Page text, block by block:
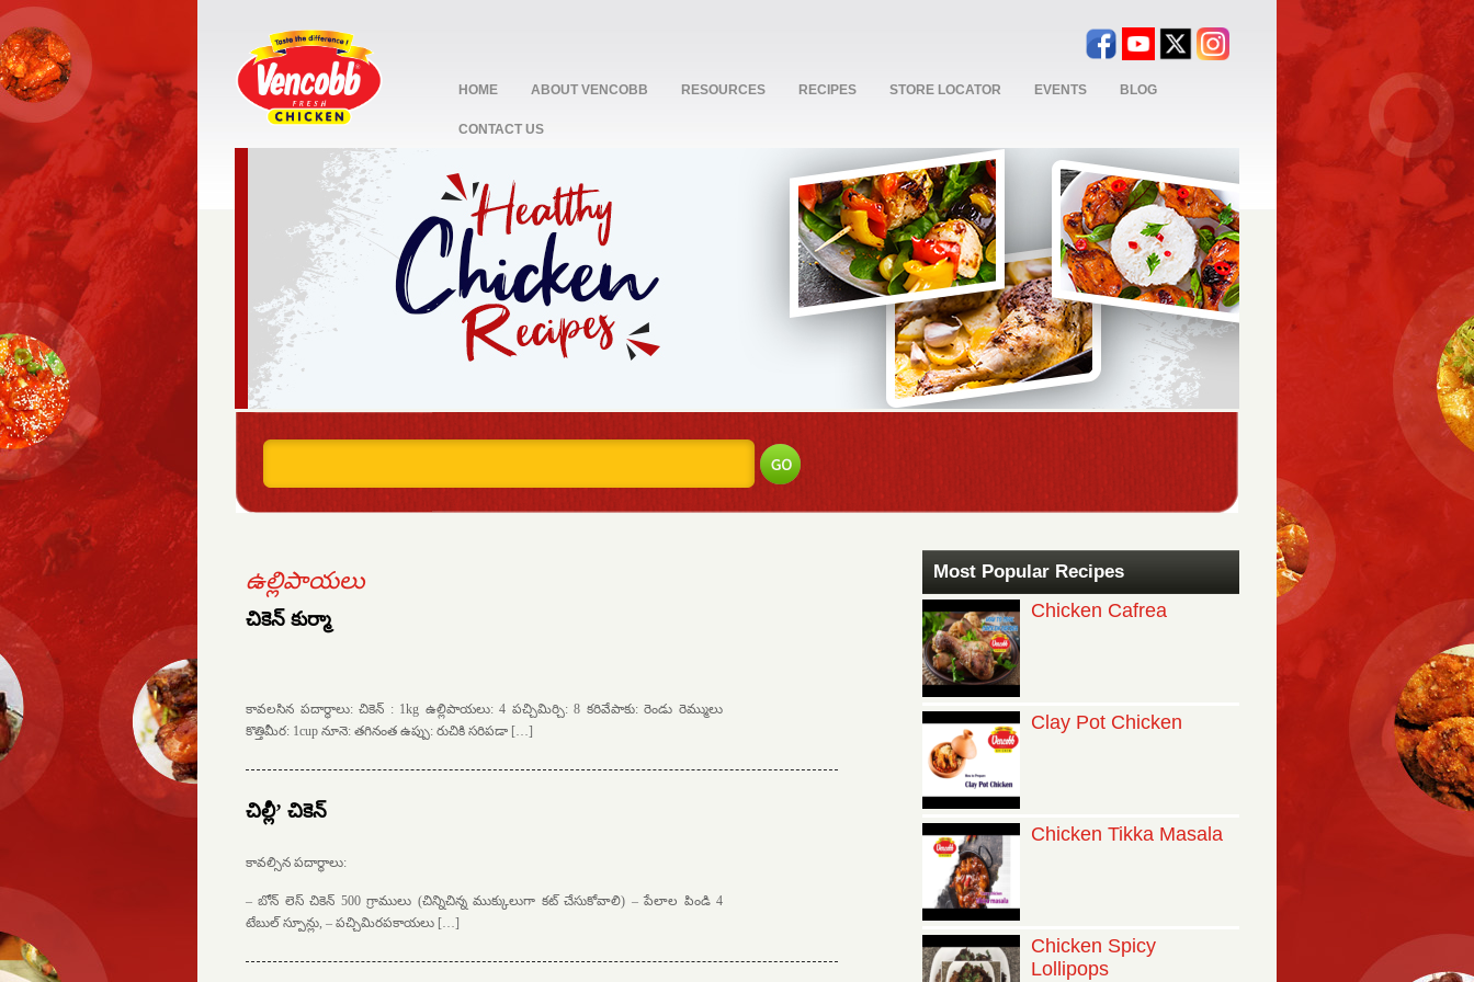
HOME ABOUT VENCOBB RESOURCES RECIPES STORE LOCATOR EVENTS BLOG
CONTACT US
2
ఉల్లిపాయలు
చికెన్ కుర్మా
కావలసిన పదార్థాలు: చికెన్ : 1kg ఉల్లిపాయలు: 4 పచ్చిమిర్చి: 8 కరివేపాకు: రెండు రెమ్ములు
కొత్తిమీర: 1cup నూనె: తగినంత ఉప్పు: రుచికి సరిపడా […]
చిల్లీ’ చికెన్
కావల్సిన పదార్థాలు:
– బోన్ లెస్ చికెన్ 500 గ్రాములు (చిన్నిచిన్న ముక్కులుగా కట్ చేసుకోవాలి) – పేలాల పిండి 4
టేబుల్ స్పూన్లు, – పచ్చిమిరపకాయలు […]
Most Popular Recipes
Chicken Cafrea
Clay Pot Chicken
Chicken Tikka Masala
Chicken Spicy
Lollipops